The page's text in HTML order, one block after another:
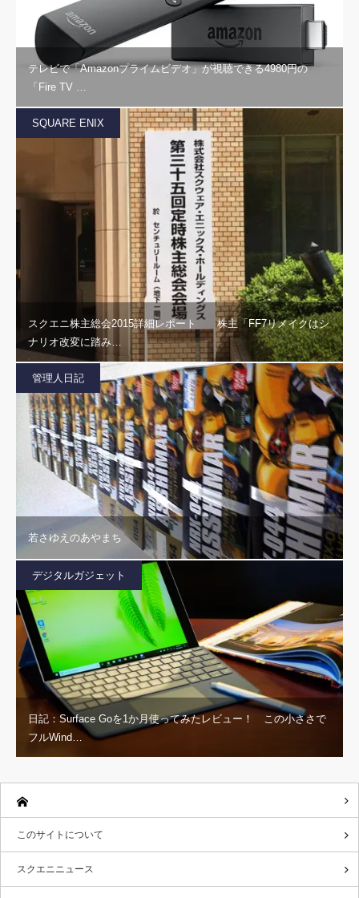
テレビで「Amazonプライムビデオ」が視聴できる4980円の
「Fire TV …
SQUARE ENIX
スクエニ株主総会2015詳細レポート 株主「FF7リメイクはシ
ナリオ改変に踏み…
管理人日記
若さゆえのあやまち
デジタルガジェット
日記：Surface Goを1か月使ってみたレビュー！ この小ささで
フルWind…
このサイトについて
スクエニニュース